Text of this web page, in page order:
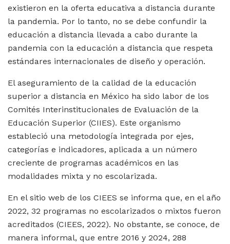
existieron en la oferta educativa a distancia durante
la pandemia. Por lo tanto, no se debe confundir la
educación a distancia llevada a cabo durante la
pandemia con la educación a distancia que respeta
estándares internacionales de diseño y operación.
El aseguramiento de la calidad de la educación
superior a distancia en México ha sido labor de los
Comités Interinstitucionales de Evaluación de la
Educación Superior (CIIES). Este organismo
estableció una metodología integrada por ejes,
categorías e indicadores, aplicada a un número
creciente de programas académicos en las
modalidades mixta y no escolarizada.
En el sitio web de los CIEES se informa que, en el año
2022, 32 programas no escolarizados o mixtos fueron
acreditados (CIEES, 2022). No obstante, se conoce, de
manera informal, que entre 2016 y 2024, 288